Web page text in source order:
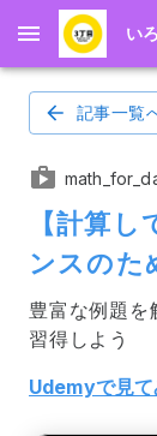
い
記事一覧
【計算
ンスのた
豊富な例題
習得しよう
Udemyで見て